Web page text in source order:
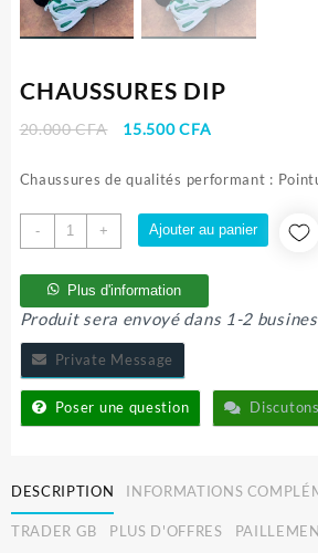
CHAUSSURES DIP
20.000CFA
Le
initial
20.000 CFA.
15.500CFALe
actuel
15.500 CFA.
Chaussures de qualités performant :
-
quantité
de
CHAUSSURES
DIP
+ Ajouter au panier
Plus d'information
Produit sera envoyé dans 1-2
Private Message
Poser une question Discutons
DESCRIPTION INFORMATIONS
TRADER GB PLUS D'OFFRES